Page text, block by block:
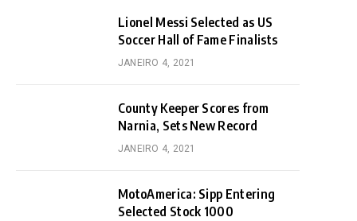
Lionel Messi Selected as US
Soccer Hall of Fame Finalists
JANEIRO 4, 2021
County Keeper Scores from
Narnia, Sets New Record
JANEIRO 4, 2021
MotoAmerica: Sipp Entering
Selected Stock 1000